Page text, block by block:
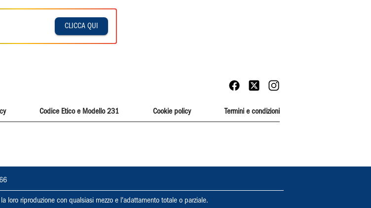
CLICCA QUI
Codice Etico e Modello 231 Cookie policy Termini e condizioni
loro riproduzione con qualsiasi mezzo e l'adattamento totale o parziale.